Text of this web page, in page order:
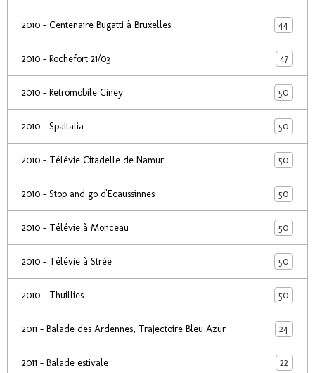
2010 - Centenaire Bugatti à Bruxelles 44
2010 - Rochefort 21/03 47
2010 - Retromobile Ciney 50
2010 - SpaItalia 50
2010 - Télévie Citadelle de Namur 50
2010 - Stop and go d'Ecaussinnes 50
2010 - Télévie à Monceau 50
2010 - Télévie à Strée 50
2010 - Thuillies 50
2011 - Balade des Ardennes, Trajectoire Bleu Azur 24
2011 - Balade estivale 22